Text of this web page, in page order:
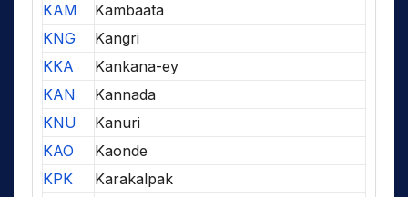
KAM
Kambaata
KNG
Kangri
KKA
Kankana-ey
KAN
Kannada
KNU
Kanuri
KAO
Kaonde
KPK
Karakalpak